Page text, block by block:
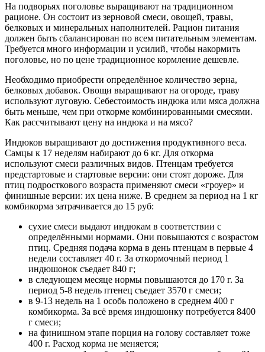
На подворьях поголовье выращивают на традиционном
рационе. Он состоит из зерновой смеси, овощей, травы,
белковых и минеральных наполнителей. Рацион питания
должен быть сбалансирован по всем питательным элементам.
Требуется много информации и усилий, чтобы накормить
поголовье, но по цене традиционное кормление дешевле.
Необходимо приобрести определённое количество зерна,
белковых добавок. Овощи выращивают на огороде, траву
используют луговую. Себестоимость индюка или мяса должна
быть меньше, чем при откорме комбинированными смесями.
Как рассчитывают цену на индюка и на мясо?
Индюков выращивают до достижения продуктивного веса.
Самцы к 17 неделям набирают до 6 кг. Для откорма
используют смеси различных видов. Птенцам требуется
предстартовые и стартовые версии: они стоят дороже. Для
птиц подросткового возраста применяют смеси «гроуер» и
финишные версии: их цена ниже. В среднем за период на 1 кг
комбикорма затрачивается до 15 руб:
сухие смеси выдают индюкам в соответствии с
определёнными нормами. Они повышаются с возрастом
птиц. Средняя подача корма в день птенцам в первые 4
недели составляет 40 г. За откормочный период 1
индюшонок съедает 840 г;
в следующем месяце нормы повышаются до 170 г. За
период 5-8 недель птенец съедает 3570 г смеси;
в 9-13 недель на 1 особь положено в среднем 400 г
комбикорма. За всё время индюшонку потребуется 8400
г смеси;
на финишном этапе порция на голову составляет тоже
400 г. Расход корма не меняется;